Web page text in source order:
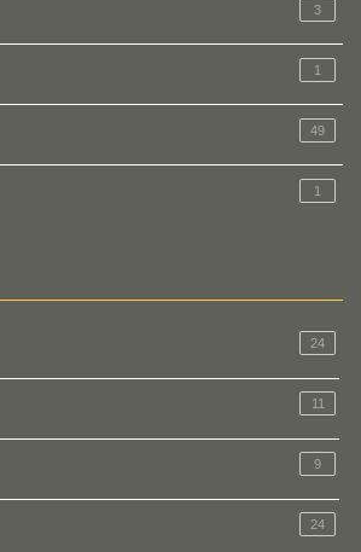
3
1
49
1
24
11
9
24